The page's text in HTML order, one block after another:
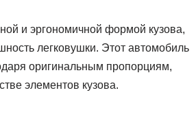
и эргономичной формой кузова,
легковушки. Этот автомобиль
оригинальным пропорциям,
элементов кузова.